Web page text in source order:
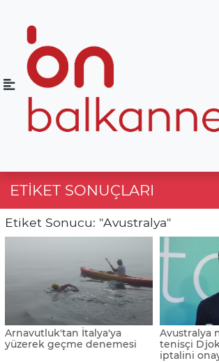
ETIKET SONUÇLARI
Etiket Sonucu: "Avustralya"
Arnavutluk'tan İtalya'ya
yüzerek geçme denemesi
Avustralya
tenisçi
iptalini